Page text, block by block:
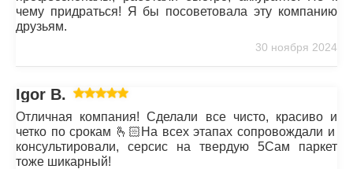
чему придраться! Я бы посоветовала эту компанию
друзьям.
30 ноября 2024
Igor B.
Отличная компания! Сделали все чисто, красиво и
четко по срокам 🫰🏻На всех этапах сопровождали и
консультировали, серсис на твердую 5Сам паркет
тоже шикарный!